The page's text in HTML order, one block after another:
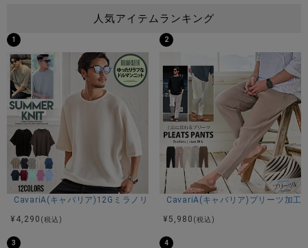
人気アイテムランキング
1
CavariA(キャバリア)12Gミラノリブクルーネックドルマンハーフスリー
¥ 4,290 (税込)
2
CavariA(キャバリア)プリーツ加工
¥ 5,980 (税込)
3 4